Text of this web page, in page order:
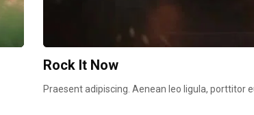
Rock It Now
Praesent adipiscing. Aenean leo ligula, porttitor